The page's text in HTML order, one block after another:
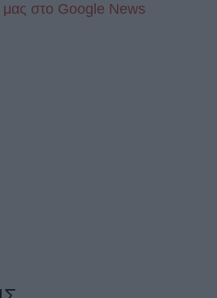
μας στo Google News